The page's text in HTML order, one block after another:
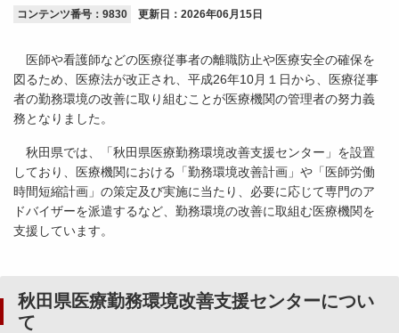
コンテンツ番号：9830 更新日： 2026年06月15日
医師や看護師などの医療従事者の離職防止や医療安全の確保を
図るため、医療法が改正され、平成26年10月１日から、医療従事
者の勤務環境の改善に取り組むことが医療機関の管理者の努力義
務となりました。
秋田県では、「秋田県医療勤務環境改善支援センター」を設置
しており、医療機関における「勤務環境改善計画」や「医師労働
時間短縮計画」の策定及び実施に当たり、必要に応じて専門のア
ドバイザーを派遣するなど、勤務環境の改善に取組む医療機関を
支援しています。
秋田県医療勤務環境改善支援センターについ
て